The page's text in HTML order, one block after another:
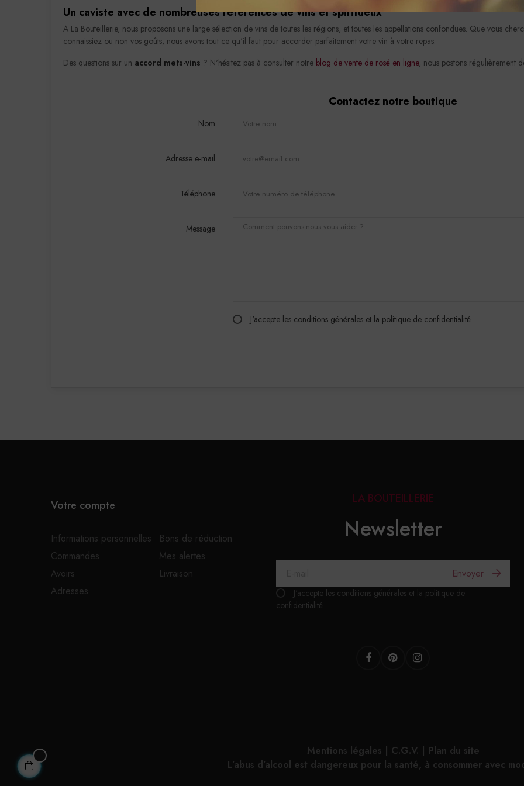
Un caviste avec de nombreuses références de vins et spiritueux
A La Bouteillerie, nous proposons une large sélection de vins de toutes les régions, et toutes les appellations confondues. Que vous
connaissiez ou non vos goûts, nous avons tout ce qu'il faut pour accorder parfaitement votre vin à votre repas.
Des questions sur un accord mets-vins ? N'hésitez pas à consulter notre blog de vente de rosé en ligne, nous postons régulièrement
Contactez notre boutique
Nom
Adresse e-mail
Téléphone
Message
J'accepte les conditions générales et la politique de confidentialité
Votre compte
Informations personnelles
Bons de réduction
Commandes
Mes alertes
Avoirs
Livraison
Adresses
LA BOUTEILLERIE
Newsletter
Envoyer
J'accepte les conditions générales et la politique de
confidentialité
FacebookPinterest
Mentions légales | C.G.V. | Plan du site
L’abus d’alcool est dangereux pour la santé, à consommer avec